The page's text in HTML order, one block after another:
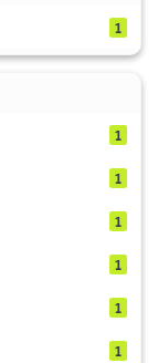
1
1
1
1
1
1
1